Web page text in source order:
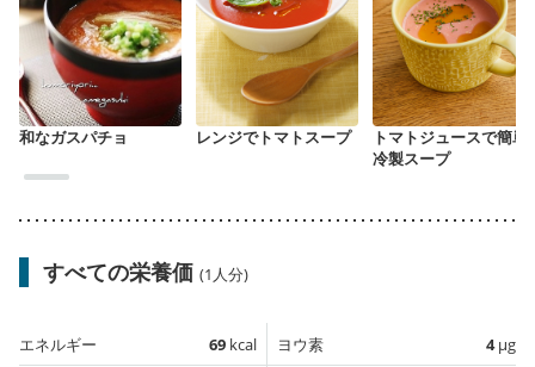
和なガスパチョ レンジでトマトスープ
トマトジュースで簡単
冷製スープ
すべての栄養価 (1人分)
エネルギー 69 kcal
ヨウ素 4µg